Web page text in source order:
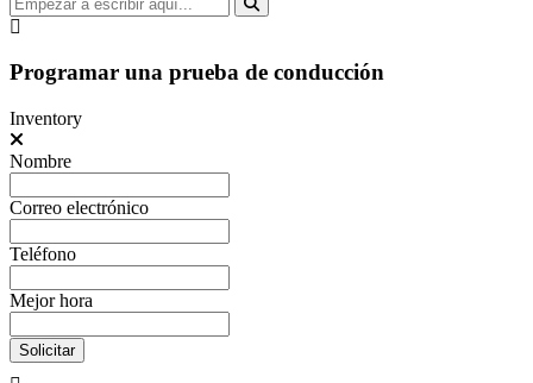
Programar una prueba de conducción
Inventory
Nombre
Correo electrónico
Teléfono
Mejor hora
Solicitar